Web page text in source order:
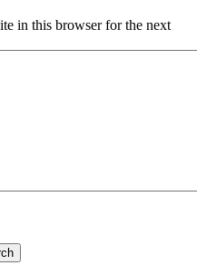
in this browser for the next